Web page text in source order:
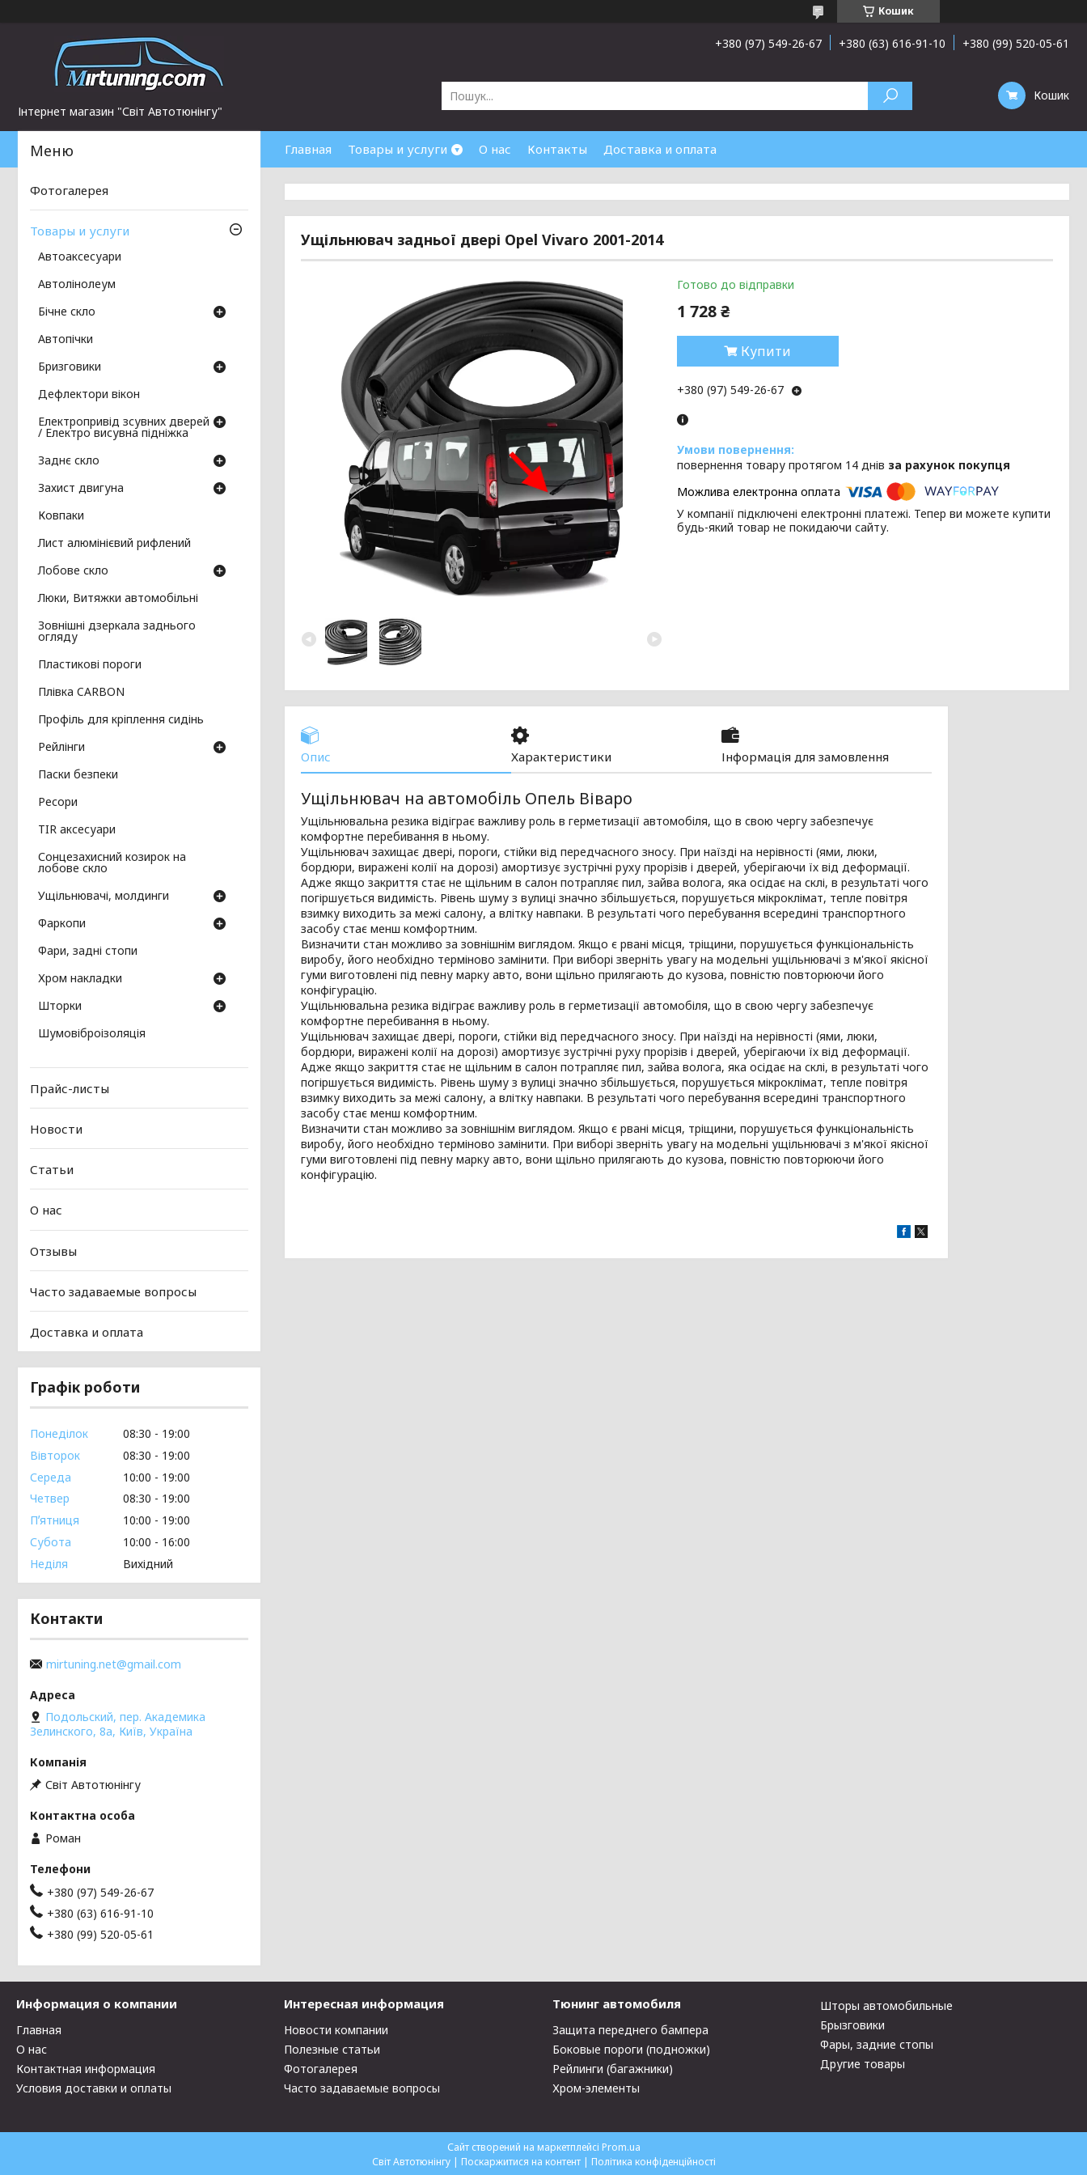
Кошик
Інтернет магазин "Світ Автотюнінгу"
+380 (97) 549-26-67 +380 (63) 616-91-10 +380 (99) 520-05-61
Кошик
Главная Товары и услуги О нас Контакты Доставка и оплата
Ущільнювач задньої двері Opel Vivaro 2001-2014
Готово до відправки
1 728 ₴
Купити
+380 (97) 549-26-67
повернення товару протягом 14 днів за рахунок покупця
У компанії підключені електронні платежі. Тепер ви можете купити
будь-який товар не покидаючи сайту.
Опис Характеристики Інформація для замовлення
Ущільнювач на автомобіль Опель Віваро
Ущільнювальна резика відіграє важливу роль в герметизації автомобіля, що в свою чергу забезпечує
комфортне перебивання в ньому.
Ущільнювач захищає двері, пороги, стійки від передчасного зносу. При наїзді на нерівності (ями, люки,
бордюри, виражені колії на дорозі) амортизує зустрічні руху прорізів і дверей, уберігаючи їх від деформації.
Адже якщо закриття стає не щільним в салон потрапляє пил, зайва волога, яка осідає на склі, в результаті чого
погіршується видимість. Рівень шуму з вулиці значно збільшується, порушується мікроклімат, тепле повітря
взимку виходить за межі салону, а влітку навпаки. В результаті чого перебування всередині транспортного
засобу стає менш комфортним.
Визначити стан можливо за зовнішнім виглядом. Якщо є рвані місця, тріщини, порушується функціональність
виробу, його необхідно терміново замінити. При виборі зверніть увагу на модельні ущільнювачі з м'якої якісної
гуми виготовлені під певну марку авто, вони щільно прилягають до кузова, повністю повторюючи його
конфігурацію.
Ущільнювальна резика відіграє важливу роль в герметизації автомобіля, що в свою чергу забезпечує
комфортне перебивання в ньому.
Ущільнювач захищає двері, пороги, стійки від передчасного зносу. При наїзді на нерівності (ями, люки,
бордюри, виражені колії на дорозі) амортизує зустрічні руху прорізів і дверей, уберігаючи їх від деформації.
Адже якщо закриття стає не щільним в салон потрапляє пил, зайва волога, яка осідає на склі, в результаті чого
погіршується видимість. Рівень шуму з вулиці значно збільшується, порушується мікроклімат, тепле повітря
взимку виходить за межі салону, а влітку навпаки. В результаті чого перебування всередині транспортного
засобу стає менш комфортним.
Визначити стан можливо за зовнішнім виглядом. Якщо є рвані місця, тріщини, порушується функціональність
виробу, його необхідно терміново замінити. При виборі зверніть увагу на модельні ущільнювачі з м'якої якісної
гуми виготовлені під певну марку авто, вони щільно прилягають до кузова, повністю повторюючи його
конфігурацію.
Фотогалерея
Товары и услуги
Автоаксесуари
Автолінолеум
Бічне скло
Автопічки
Бризговики
Дефлектори вікон
Електропривід зсувних дверей
/ Електро висувна підніжка
Заднє скло
Захист двигуна
Ковпаки
Лист алюмінієвий рифлений
Лобове скло
Люки, Витяжки автомобільні
Зовнішні дзеркала заднього
огляду
Пластикові пороги
Плівка CARBON
Профіль для кріплення сидінь
Рейлінги
Паски безпеки
Ресори
TIR аксесуари
Сонцезахисний козирок на
лобове скло
Ущільнювачі, молдинги
Фаркопи
Фари, задні стопи
Хром накладки
Шторки
Шумовіброізоляція
Прайс-листы
Новости
Статьи
О нас
Отзывы
Часто задаваемые вопросы
Доставка и оплата
Графік роботи
Понеділок 08:30
19:00
Вівторок
08:30
19:00
Середа
10:00
19:00
Четвер
08:30
19:00
Пʼятниця
10:00
19:00
Субота
10:00
16:00
Неділя
Вихідний
Контакти
mirtuning.net@gmail.com
Подольский, пер. Академика
Зелинского, 8а, Київ, Україна
Світ Автотюнінгу
Роман
+380 (97) 549-26-67
+380 (63) 616-91-10
+380 (99) 520-05-61
Информация о компании
Главная
О нас
Контактная информация
Условия доставки и оплаты
Интересная информация
Новости компании
Полезные статьи
Фотогалерея
Часто задаваемые вопросы
Тюнинг автомобиля
Защита переднего бампера
Боковые пороги (подножки)
Рейлинги (багажники)
Хром-элементы
Шторы автомобильные
Брызговики
Фары, задние стопы
Другие товары
Сайт створений на маркетплейсі Prom.ua
Світ Автотюнінгу | Поскаржитися на контент | Політика конфіденційності